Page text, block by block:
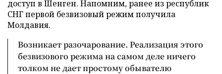
доступ в Шенген. Напомним, ранее из республик
СНГ первой безвизовый режим получила
Молдавия.
Возникает разочарование. Реализация этого
безвизового режима на самом деле ничего
толком не дает простому обывателю